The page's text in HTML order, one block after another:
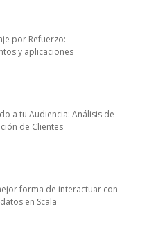
por Refuerzo:
y aplicaciones
a tu Audiencia: Análisis de
de Clientes
forma de interactuar con
en Scala